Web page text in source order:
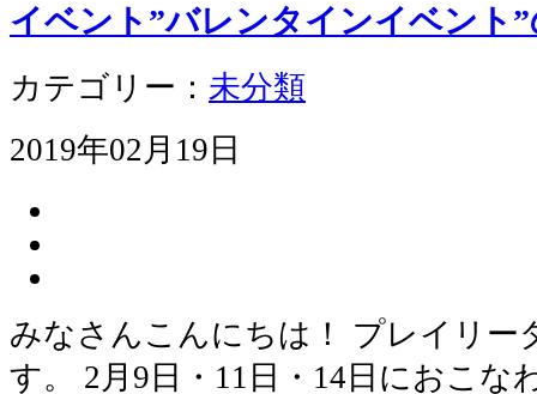
イベント”バレンタインイベント
カテゴリー： 未分類
2019年02月19日
みなさんこんにちは！ プレイリー
す。 2月9日・11日・14日におこな